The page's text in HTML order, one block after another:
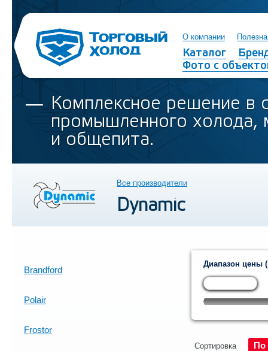
О компании
Каталог
Фото с
Комплексное решение в
промышленного холода,
и общепита.
Все производители
Dynamic
Brandford
Polair
Frostor
Диапазон цены
Сортировка По